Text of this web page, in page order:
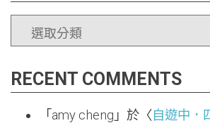
RECENT COMMENTS
「 amy cheng 」於〈自遊中．